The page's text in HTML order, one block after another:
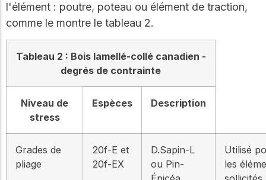
l'élément : poutre, poteau ou élément de traction,
comme le montre le tableau 2.
Tableau 2 : Bois lamellé-collé canadien -
degrés de contrainte
Niveau de
stress
Espèces Description
Grades de
pliage
20f-E et
20f-EX
D.Sapin-L
ou Pin-
Utilisé
les